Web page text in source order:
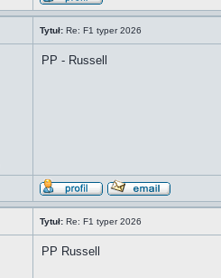
Tytuł: Re: F1 typer 2026
PP - Russell
Tytuł: Re: F1 typer 2026
PP Russell